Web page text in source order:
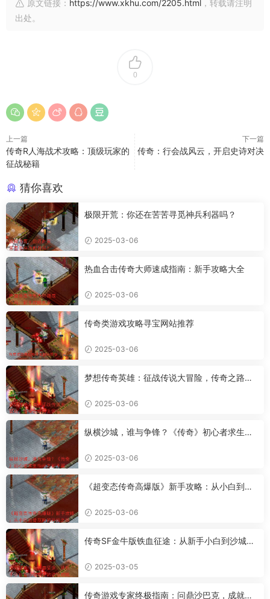
原文链接： https://www.xkhu.com/2205.html ，转载请注明
出处。
0
上一篇
传奇R人海战术攻略：顶级玩家的
征战秘籍
下一篇
传奇：行会战风云，开启史诗对决
猜你喜欢
极限开荒：你还在苦苦寻觅神兵利器吗？
2025-03-06
热血合击传奇大师速成指南：新手攻略大全
2025-03-06
传奇类游戏攻略寻宝网站推荐
2025-03-06
梦想传奇英雄：征战传说大冒险，传奇之路何
2025-03-06
纵横沙城，谁与争锋？《传奇》初心者求生指
2025-03-06
《超变态传奇高爆版》新手攻略：从小白到骨
2025-03-06
传奇SF金牛版铁血征途：从新手小白到沙城霸
2025-03-05
传奇游戏专家终极指南：问鼎沙巴克，成就传